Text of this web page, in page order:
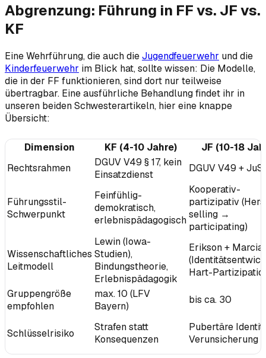
Abgrenzung: Führung in FF vs. JF vs.
KF
Eine Wehrführung, die auch dieJugendfeuerwehr und die
Kinderfeuerwehr im Blick hat, sollte wissen: Die Modelle,
die in der FF funktionieren, sind dort nur teilweise
übertragbar. Eine ausführliche Behandlung findet ihr in
unseren beiden Schwesterartikeln, hier eine knappe
Übersicht:
Dimension KF (4-10 Jahre)
JF (10-18
Rechtsrahmen
DGUV V49 § 17, kein
Einsatzdienst
DGUV V49 +
Führungsstil-
Schwerpunkt
Feinfühlig-
demokratisch,
erlebnispädagogisch
Kooperativ-
partizipativ
selling →
participating)
Wissenschaftliches
Leitmodell
Lewin (Iowa-
Studien),
Bindungstheorie,
Erlebnispädagogik
Erikson + Marcia
Hart-
Gruppengröße
empfohlen
max. 10 (LFV
Bayern)
bis ca. 30
Schlüsselrisiko
Strafen statt
Konsequenzen
Pubertäre
Verunsicherung